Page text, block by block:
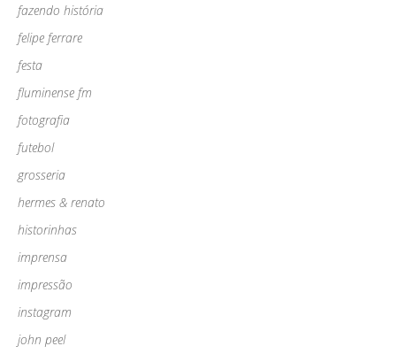
fazendo história
felipe ferrare
festa
fluminense fm
fotografia
futebol
grosseria
hermes & renato
historinhas
imprensa
impressão
instagram
john peel